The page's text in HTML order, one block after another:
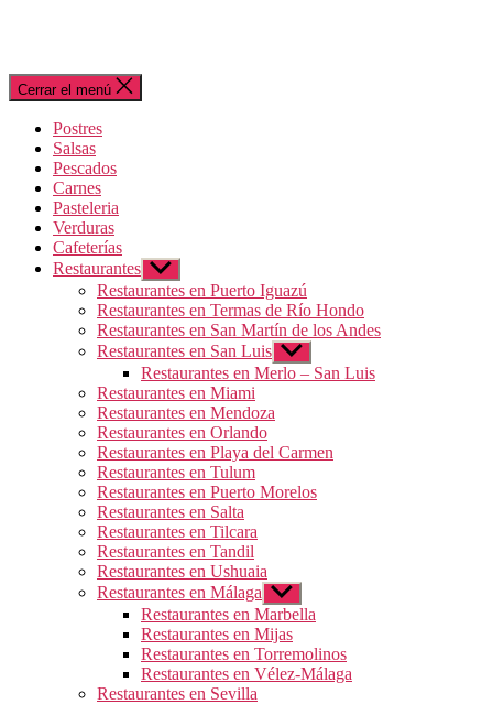
Cerrar el menú
Postres
Salsas
Pescados
Carnes
Pasteleria
Verduras
Cafeterías
Restaurantes Mostrar
el
submenú
Restaurantes en Puerto Iguazú
Restaurantes en Termas de Río Hondo
Restaurantes en San Martín de los Andes
Restaurantes en San Luis Mostrar
el
submenú
Restaurantes en Merlo – San Luis
Restaurantes en Miami
Restaurantes en Mendoza
Restaurantes en Orlando
Restaurantes en Playa del Carmen
Restaurantes en Tulum
Restaurantes en Puerto Morelos
Restaurantes en Salta
Restaurantes en Tilcara
Restaurantes en Tandil
Restaurantes en Ushuaia
Restaurantes en Málaga Mostrar
el
submenú
Restaurantes en Marbella
Restaurantes en Mijas
Restaurantes en Torremolinos
Restaurantes en Vélez-Málaga
Restaurantes en Sevilla